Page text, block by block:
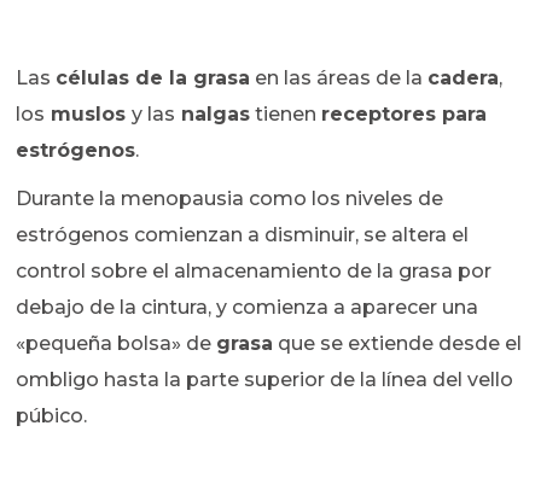
Las células de la grasa en las áreas de la cadera,
los muslosy las nalgas tienen receptores para
estrógenos.
Durante la menopausia como los niveles de
estrógenos comienzan a disminuir, se altera el
control sobre el almacenamiento de la grasa por
debajo de la cintura, y comienza a aparecer una
«pequeña bolsa» de grasa que se extiende desde el
ombligo hasta la parte superior de la línea del vello
púbico.